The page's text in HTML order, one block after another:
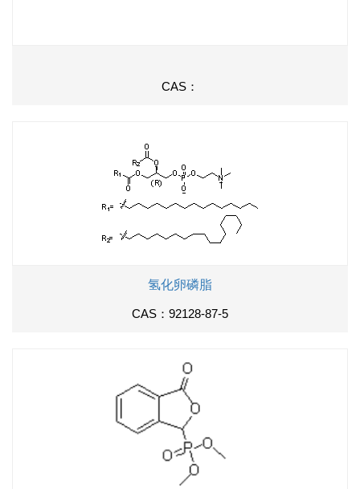
CAS：
氢化卵磷脂
CAS：92128-87-5